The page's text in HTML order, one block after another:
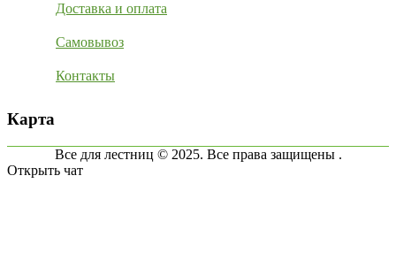
Доставка и оплата
Самовывоз
Контакты
Карта
Все для лестниц © 2025. Все права защищены .
Открыть чат